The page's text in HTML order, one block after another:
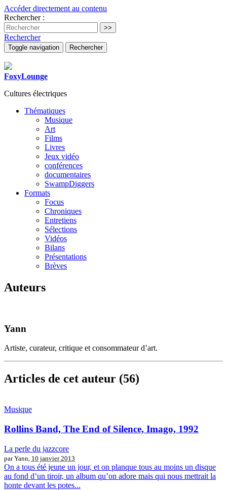
Accéder directement au contenu
Rechercher :
Rechercher
Toggle navigation Rechercher
FoxyLounge
Cultures électriques
Thématiques
Musique
Art
Films
Livres
Jeux vidéo
conférences
documentaires
SwampDiggers
Formats
Focus
Chroniques
Entretiens
Sélections
Vidéos
Bilans
Présentations
Brèves
Auteurs
Yann
Artiste, curateur, critique et consommateur d’art.
Articles de cet auteur (56)
Musique
Rollins Band, The End of Silence, Imago, 1992
La perle du jazzcore
par Yann, 10 janvier 2013
On a tous été jeune un jour, et on planque tous au moins un disque
au fond d’un tiroir, un album qu’on adore mais qui nous mettrait la
honte devant les potes...